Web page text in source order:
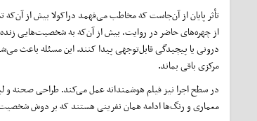
تأثر پایان از آن‌جاست که مخاطب می‌فهمد دراکولا بیش از
از چهره‌های حاضر در روایت، بیش از آن‌که به شخصیت‌هایی
درونی یا پیچیدگی قابل‌توجهی پیدا کنند. این مسئله باعث
مرکزی باقی بماند.
در سطح اجرا نیز فیلم هوشمندانه عمل می‌کند. طراحی صحنه
معماری و رنگ‌ها ادامه همان نفرینی هستند که بر دوش